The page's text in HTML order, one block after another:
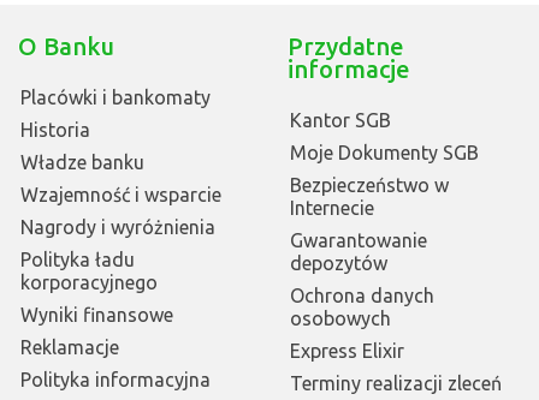
O Banku
Placówki i bankomaty
Historia
Władze banku
Wzajemność i wsparcie
Nagrody i wyróżnienia
Polityka ładu
korporacyjnego
Wyniki finansowe
Reklamacje
Polityka informacyjna
Przydatne
informacje
Kantor SGB
Moje Dokumenty SGB
Bezpieczeństwo w
Internecie
Gwarantowanie
depozytów
Ochrona danych
osobowych
Express Elixir
Terminy realizacji zleceń